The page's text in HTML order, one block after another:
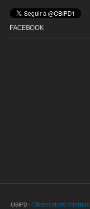
FACEBOOK
OBIPD -Observatorio